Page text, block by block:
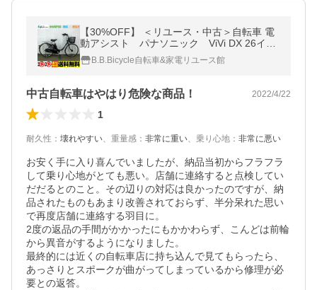
【30%OFF】 ＜リユース・中古＞自転車 電
動アシスト パナソニック ViVi DX 26イン
チ 内装3段
B.B.Bicycle自転車&家電リユース館
中古自転車はやはり危険な商品！ 2022/4/22
1
耐久性 ： 壊れやすい、 重量感 ： 非常に重い、 乗り心地 ： 非常に悪い
お安く手に入り喜んでいましたが、納品当初からフラフラ
して乗り心地がとても悪い。店舗に連絡すると点検してい
だだるとのこと。その辺りの対応は良かったのですが、納
品されたものもあまり改善されておらず、半分呆れた思い
で再度店舗に連絡する羽目に。
2度の返品の手間がかかったにもかかわらず、こんどは前輪
から異音がするようになりました。
最終的には近くの自転車店に持ち込んで見てもらったら、
あっさりとスポークが曲がってしまっているから修理が必
要との返答。